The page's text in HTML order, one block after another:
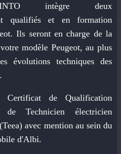
intègre deux
qualifiés et en formation
Ils seront en charge de la
modèle Peugeot, au plus
évolutions techniques des
Certificat de Qualification
de Technicien électricien
avec mention au sein du
d'Albi.